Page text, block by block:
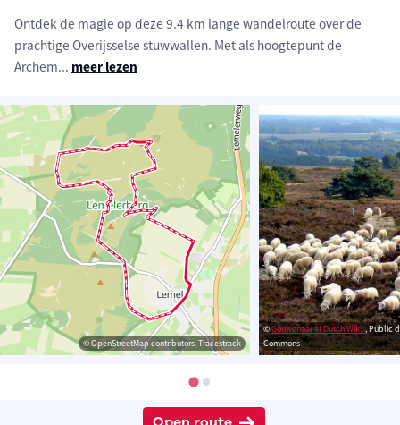
Ontdek de magie op deze 9.4 km lange wandelroute over de
prachtige Overijsselse stuwwallen. Met als hoogtepunt de
Archem... meer lezen
© OpenStreetMap contributors, Tracestrack
©Gouwenaar at Dutch Wik..., Public
Commons